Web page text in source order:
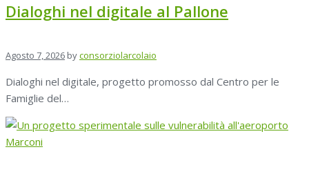
Dialoghi nel digitale al Pallone
Agosto 7, 2026 byconsorziolarcolaio
Dialoghi nel digitale, progetto promosso dal Centro per le
Famiglie del…